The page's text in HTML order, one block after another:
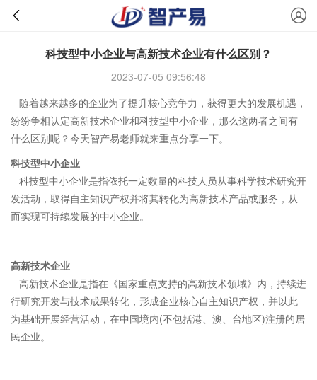
科技型中小企业与高新技术企业有什么区别？
2023-07-05 09:56:48
随着越来越多的企业为了提升核心竞争力，获得更大的发展机遇，
纷纷争相认定高新技术企业和科技型中小企业，那么这两者之间有
什么区别呢？今天智产易老师就来重点分享一下。
科技型中小企业
科技型中小企业是指依托一定数量的科技人员从事科学技术研究开
发活动，取得自主知识产权并将其转化为高新技术产品或服务，从
而实现可持续发展的中小企业。
高新技术企业
高新技术企业是指在《国家重点支持的高新技术领域》内，持续进
行研究开发与技术成果转化，形成企业核心自主知识产权，并以此
为基础开展经营活动，在中国境内(不包括港、澳、台地区)注册的居
民企业。